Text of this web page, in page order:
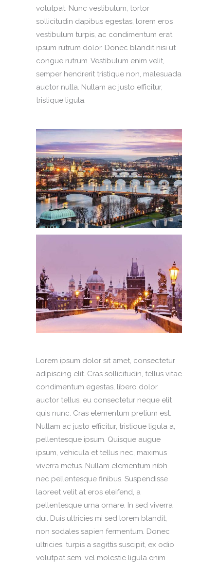
volutpat. Nunc vestibulum, tortor
sollicitudin dapibus egestas, lorem eros
vestibulum turpis, ac condimentum erat
ipsum rutrum dolor. Donec blandit nisi ut
congue rutrum. Vestibulum enim velit,
semper hendrerit tristique non, malesuada
auctor nulla. Nullam ac justo efficitur,
tristique ligula.
Lorem ipsum dolor sit amet, consectetur
adipiscing elit. Cras sollicitudin, tellus vitae
condimentum egestas, libero dolor
auctor tellus, eu consectetur neque elit
quis nunc. Cras elementum pretium est.
Nullam ac justo efficitur, tristique ligula a,
pellentesque ipsum. Quisque augue
ipsum, vehicula et tellus nec, maximus
viverra metus. Nullam elementum nibh
nec pellentesque finibus. Suspendisse
laoreet velit at eros eleifend, a
pellentesque urna ornare. In sed viverra
dui. Duis ultricies mi sed lorem blandit,
non sodales sapien fermentum. Donec
ultricies, turpis a sagittis suscipit, ex odio
volutpat sem, vel molestie ligula enim